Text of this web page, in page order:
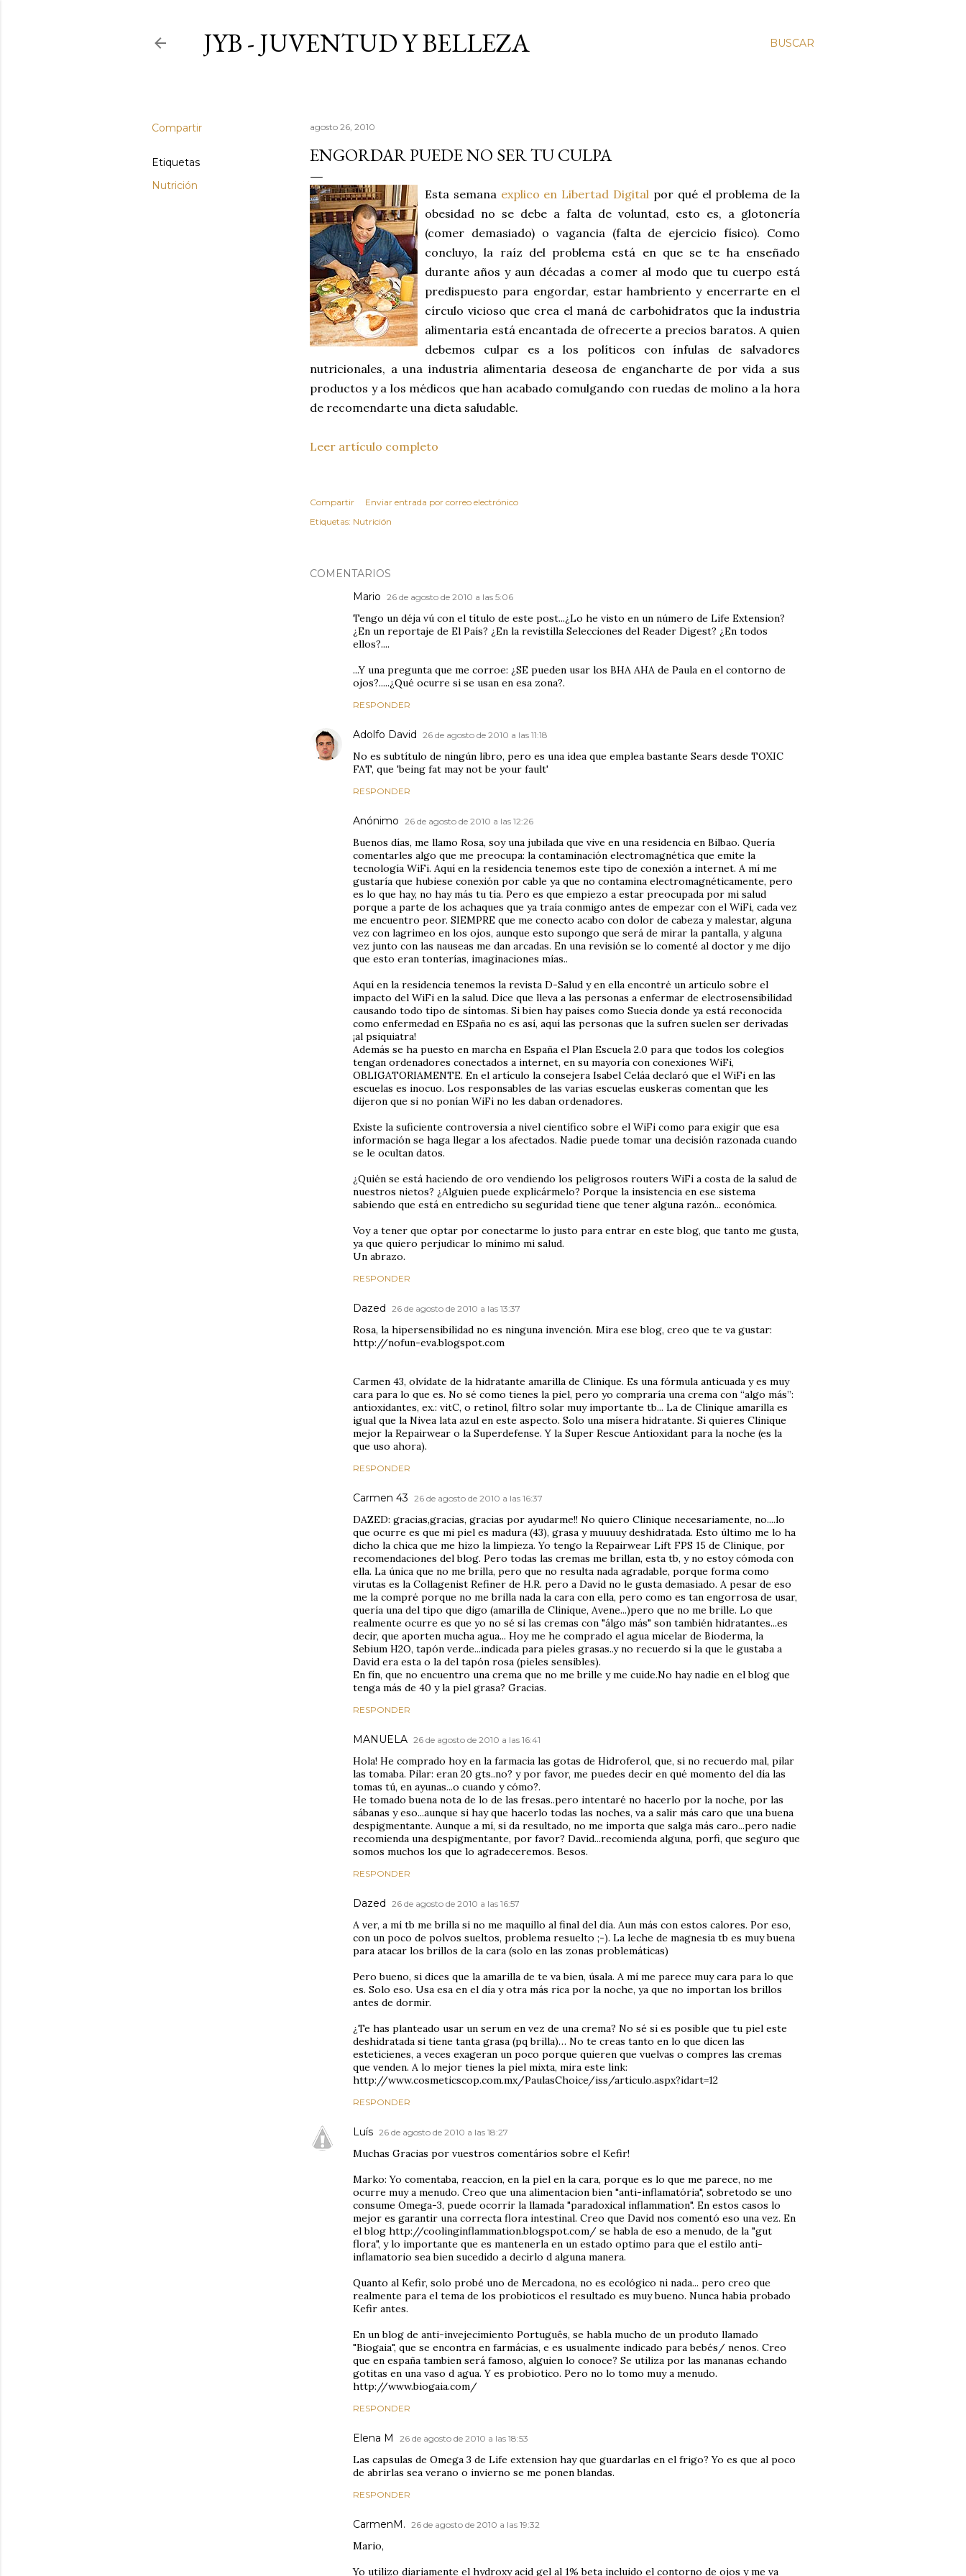
BUSCAR
JYB - JUVENTUD Y BELLEZA
Compartir
Etiquetas
Nutrición
agosto 26, 2010
ENGORDAR PUEDE NO SER TU CULPA
Esta semana explico en Libertad Digital por qué el problema de la
obesidad no se debe a falta de voluntad, esto es, a glotonería
(comer demasiado) o vagancia (falta de ejercicio físico). Como
concluyo, la raíz del problema está en que se te ha enseñado
durante años y aun décadas a comer al modo que tu cuerpo está
predispuesto para engordar, estar hambriento y encerrarte en el
círculo vicioso que crea el maná de carbohidratos que la industria
alimentaria está encantada de ofrecerte a precios baratos. A quien
debemos culpar es a los políticos con ínfulas de salvadores
nutricionales, a una industria alimentaria deseosa de engancharte de por vida a sus
productos y a los médicos que han acabado comulgando con ruedas de molino a la hora
de recomendarte una dieta saludable.
Leer artículo completo
Compartir
Enviar entrada por correo electrónico
Etiquetas: Nutrición
COMENTARIOS
Mario 26 de agosto de 2010 a las 5:06
Tengo un déja vú con el título de este post...¿Lo he visto en un número de Life Extension?
¿En un reportaje de El País? ¿En la revistilla Selecciones del Reader Digest? ¿En todos
ellos?....
...Y una pregunta que me corroe: ¿SE pueden usar los BHA AHA de Paula en el contorno de
ojos?.....¿Qué ocurre si se usan en esa zona?.
RESPONDER
Adolfo David 26 de agosto de 2010 a las 11:18
No es subtítulo de ningún libro, pero es una idea que emplea bastante Sears desde TOXIC
FAT, que 'being fat may not be your fault'
RESPONDER
Anónimo 26 de agosto de 2010 a las 12:26
Buenos días, me llamo Rosa, soy una jubilada que vive en una residencia en Bilbao. Quería
comentarles algo que me preocupa: la contaminación electromagnética que emite la
tecnología WiFi. Aquí en la residencia tenemos este tipo de conexión a internet. A mí me
gustaría que hubiese conexión por cable ya que no contamina electromagnéticamente, pero
es lo que hay, no hay más tu tía. Pero es que empiezo a estar preocupada por mi salud
porque a parte de los achaques que ya traía conmigo antes de empezar con el WiFi, cada vez
me encuentro peor. SIEMPRE que me conecto acabo con dolor de cabeza y malestar, alguna
vez con lagrimeo en los ojos, aunque esto supongo que será de mirar la pantalla, y alguna
vez junto con las nauseas me dan arcadas. En una revisión se lo comenté al doctor y me dijo
que esto eran tonterías, imaginaciones mías..
Aquí en la residencia tenemos la revista D-Salud y en ella encontré un artículo sobre el
impacto del WiFi en la salud. Dice que lleva a las personas a enfermar de electrosensibilidad
causando todo tipo de síntomas. Si bien hay paises como Suecia donde ya está reconocida
como enfermedad en ESpaña no es así, aquí las personas que la sufren suelen ser derivadas
¡al psiquiatra!
Además se ha puesto en marcha en España el Plan Escuela 2.0 para que todos los colegios
tengan ordenadores conectados a internet, en su mayoría con conexiones WiFi,
OBLIGATORIAMENTE. En el artículo la consejera Isabel Celáa declaró que el WiFi en las
escuelas es inocuo. Los responsables de las varias escuelas euskeras comentan que les
dijeron que si no ponían WiFi no les daban ordenadores.
Existe la suficiente controversia a nivel científico sobre el WiFi como para exigir que esa
información se haga llegar a los afectados. Nadie puede tomar una decisión razonada cuando
se le ocultan datos.
¿Quién se está haciendo de oro vendiendo los peligrosos routers WiFi a costa de la salud de
nuestros nietos? ¿Alguien puede explicármelo? Porque la insistencia en ese sistema
sabiendo que está en entredicho su seguridad tiene que tener alguna razón... económica.
Voy a tener que optar por conectarme lo justo para entrar en este blog, que tanto me gusta,
ya que quiero perjudicar lo mínimo mi salud.
Un abrazo.
RESPONDER
Dazed 26 de agosto de 2010 a las 13:37
Rosa, la hipersensibilidad no es ninguna invención. Mira ese blog, creo que te va gustar:
http://nofun-eva.blogspot.com
Carmen 43, olvídate de la hidratante amarilla de Clinique. Es una fórmula anticuada y es muy
cara para lo que es. No sé como tienes la piel, pero yo compraría una crema con “algo más”:
antioxidantes, ex.: vitC, o retinol, filtro solar muy importante tb... La de Clinique amarilla es
igual que la Nivea lata azul en este aspecto. Solo una mísera hidratante. Si quieres Clinique
mejor la Repairwear o la Superdefense. Y la Super Rescue Antioxidant para la noche (es la
que uso ahora).
RESPONDER
Carmen 43 26 de agosto de 2010 a las 16:37
DAZED: gracias,gracias, gracias por ayudarme!! No quiero Clinique necesariamente, no....lo
que ocurre es que mi piel es madura (43), grasa y muuuuy deshidratada. Esto último me lo ha
dicho la chica que me hizo la limpieza. Yo tengo la Repairwear Lift FPS 15 de Clinique, por
recomendaciones del blog. Pero todas las cremas me brillan, esta tb, y no estoy cómoda con
ella. La única que no me brilla, pero que no resulta nada agradable, porque forma como
virutas es la Collagenist Refiner de H.R. pero a David no le gusta demasiado. A pesar de eso
me la compré porque no me brilla nada la cara con ella, pero como es tan engorrosa de usar,
quería una del tipo que digo (amarilla de Clinique, Avene...)pero que no me brille. Lo que
realmente ocurre es que yo no sé si las cremas con "álgo más" son también hidratantes...es
decir, que aporten mucha agua... Hoy me he comprado el agua micelar de Bioderma, la
Sebium H2O, tapón verde...indicada para pieles grasas..y no recuerdo si la que le gustaba a
David era esta o la del tapón rosa (pieles sensibles).
En fín, que no encuentro una crema que no me brille y me cuide.No hay nadie en el blog que
tenga más de 40 y la piel grasa? Gracias.
RESPONDER
MANUELA 26 de agosto de 2010 a las 16:41
Hola! He comprado hoy en la farmacia las gotas de Hidroferol, que, si no recuerdo mal, pilar
las tomaba. Pilar: eran 20 gts..no? y por favor, me puedes decir en qué momento del día las
tomas tú, en ayunas...o cuando y cómo?.
He tomado buena nota de lo de las fresas..pero intentaré no hacerlo por la noche, por las
sábanas y eso...aunque si hay que hacerlo todas las noches, va a salir más caro que una buena
despigmentante. Aunque a mí, si da resultado, no me importa que salga más caro...pero nadie
recomienda una despigmentante, por favor? David...recomienda alguna, porfi, que seguro que
somos muchos los que lo agradeceremos. Besos.
RESPONDER
Dazed 26 de agosto de 2010 a las 16:57
A ver, a mí tb me brilla si no me maquillo al final del día. Aun más con estos calores. Por eso,
con un poco de polvos sueltos, problema resuelto ;-). La leche de magnesia tb es muy buena
para atacar los brillos de la cara (solo en las zonas problemáticas)
Pero bueno, si dices que la amarilla de te va bien, úsala. A mí me parece muy cara para lo que
es. Solo eso. Usa esa en el día y otra más rica por la noche, ya que no importan los brillos
antes de dormir.
¿Te has planteado usar un serum en vez de una crema? No sé si es posible que tu piel este
deshidratada si tiene tanta grasa (pq brilla)… No te creas tanto en lo que dicen las
esteticienes, a veces exageran un poco porque quieren que vuelvas o compres las cremas
que venden. A lo mejor tienes la piel mixta, mira este link:
http://www.cosmeticscop.com.mx/PaulasChoice/iss/articulo.aspx?idart=12
RESPONDER
Luís 26 de agosto de 2010 a las 18:27
Muchas Gracias por vuestros comentários sobre el Kefir!
Marko: Yo comentaba, reaccion, en la piel en la cara, porque es lo que me parece, no me
ocurre muy a menudo. Creo que una alimentacion bien "anti-inflamatória", sobretodo se uno
consume Omega-3, puede ocorrir la llamada "paradoxical inflammation". En estos casos lo
mejor es garantir una correcta flora intestinal. Creo que David nos comentó eso una vez. En
el blog http://coolinginflammation.blogspot.com/ se habla de eso a menudo, de la "gut
flora", y lo importante que es mantenerla en un estado optimo para que el estilo anti-
inflamatorio sea bien sucedido a decirlo d alguna manera.
Quanto al Kefir, solo probé uno de Mercadona, no es ecológico ni nada... pero creo que
realmente para el tema de los probioticos el resultado es muy bueno. Nunca habia probado
Kefir antes.
En un blog de anti-invejecimiento Português, se habla mucho de un produto llamado
"Biogaia", que se encontra en farmácias, e es usualmente indicado para bebés/ nenos. Creo
que en españa tambien será famoso, alguien lo conoce? Se utiliza por las mananas echando
gotitas en una vaso d agua. Y es probiotico. Pero no lo tomo muy a menudo.
http://www.biogaia.com/
RESPONDER
Elena M 26 de agosto de 2010 a las 18:53
Las capsulas de Omega 3 de Life extension hay que guardarlas en el frigo? Yo es que al poco
de abrirlas sea verano o invierno se me ponen blandas.
RESPONDER
CarmenM. 26 de agosto de 2010 a las 19:32
Mario,
Yo utilizo diariamente el hydroxy acid gel al 1% beta incluido el contorno de ojos y me va